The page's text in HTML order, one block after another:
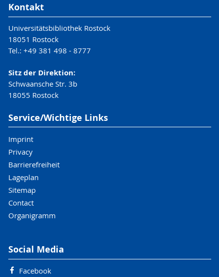
Kontakt
Universitätsbibliothek Rostock
18051 Rostock
Tel.: +49 381 498 - 8777
Sitz der Direktion:
Schwaansche Str. 3b
18055 Rostock
Service/Wichtige Links
Imprint
Privacy
Barrierefreiheit
Lageplan
Sitemap
Contact
Organigramm
Social Media
Facebook